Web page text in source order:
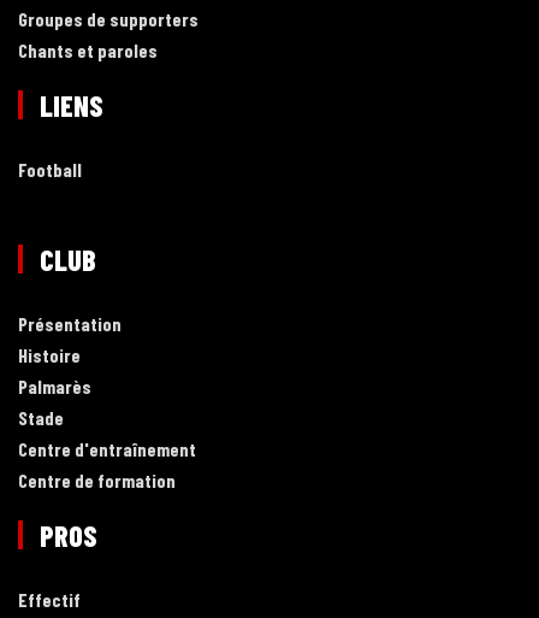
Groupes de supporters
Chants et paroles
LIENS
Football
CLUB
Présentation
Histoire
Palmarès
Stade
Centre d'entraînement
Centre de formation
PROS
Effectif